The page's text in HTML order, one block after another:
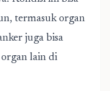
termasuk organ
juga bisa
lain di